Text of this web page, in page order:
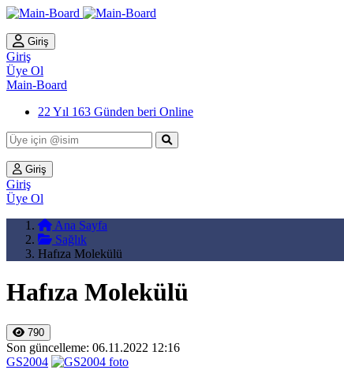
Giriş
Giriş
Üye Ol
Main-Board
22 Yıl 163 Günden beri Online
Giriş
Giriş
Üye Ol
Ana Sayfa
Sağlık
Hafıza Molekülü
Hafıza Molekülü
790
Son güncelleme: 06.11.2022 12:16
GS2004